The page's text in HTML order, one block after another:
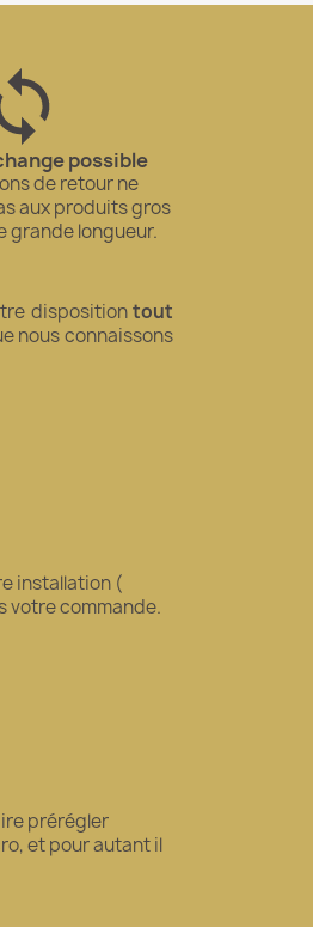
possible
de retour ne
aux produits gros
grande longueur.
dispositiontout
nous connaissons
installation (
votre commande.
prérégler
et pour autant il